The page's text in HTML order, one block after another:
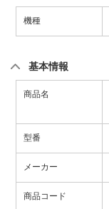
機種
基本情報
商品名
型番
メーカー
商品コード